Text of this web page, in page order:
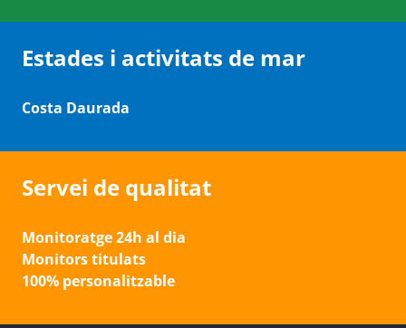
Estades i activitats de mar
Costa Daurada
Servei de qualitat
Monitoratge 24h al dia
Monitors titulats
100% personalitzable